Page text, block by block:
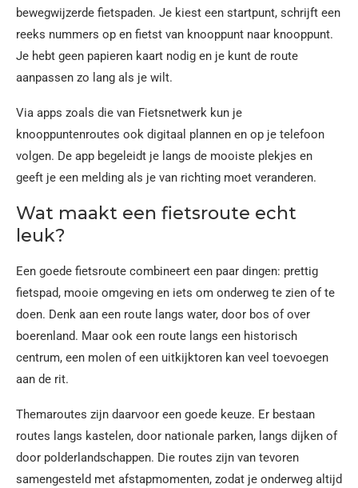
bewegwijzerde fietspaden. Je kiest een startpunt, schrijft een
reeks nummers op en fietst van knooppunt naar knooppunt.
Je hebt geen papieren kaart nodig en je kunt de route
aanpassen zo lang als je wilt.
Via apps zoals die van Fietsnetwerk kun je
knooppuntenroutes ook digitaal plannen en op je telefoon
volgen. De app begeleidt je langs de mooiste plekjes en
geeft je een melding als je van richting moet veranderen.
Wat maakt een fietsroute echt
leuk?
Een goede fietsroute combineert een paar dingen: prettig
fietspad, mooie omgeving en iets om onderweg te zien of te
doen. Denk aan een route langs water, door bos of over
boerenland. Maar ook een route langs een historisch
centrum, een molen of een uitkijktoren kan veel toevoegen
aan de rit.
Themaroutes zijn daarvoor een goede keuze. Er bestaan
routes langs kastelen, door nationale parken, langs dijken of
door polderlandschappen. Die routes zijn van tevoren
samengesteld met afstapmomenten, zodat je onderweg altijd